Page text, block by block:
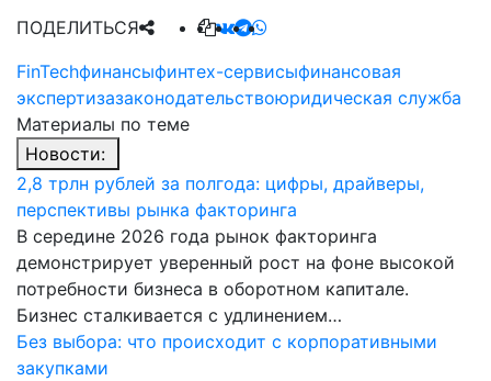
FinTechфинансыфинтех-сервисыфинансовая
экспертизазаконодательствоюридическая служба
ПОДЕЛИТЬСЯ
Материалы по теме
Новости:
2,8 трлн рублей за полгода: цифры, драйверы,
перспективы рынка факторинга
В середине 2026 года рынок факторинга
демонстрирует уверенный рост на фоне высокой
потребности бизнеса в оборотном капитале.
Бизнес сталкивается с удлинением…
Без выбора: что происходит с корпоративными
закупками